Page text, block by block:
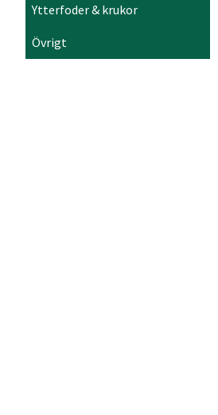
Ytterfoder & krukor
Övrigt